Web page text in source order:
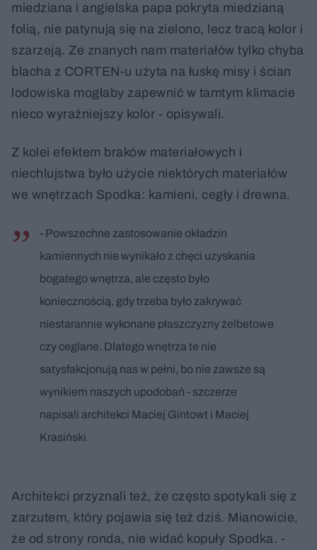
miedziana i angielska papa pokryta miedzianą
folią, nie patynują się na zielono, lecz tracą kolor i
szarzeją. Ze znanych nam materiałów tylko chyba
blacha z CORTEN-u użyta na łuskę misy i ścian
lodowiska mogłaby zapewnić w tamtym klimacie
nieco wyraźniejszy kolor - opisywali.
Z kolei efektem braków materiałowych i
niechlujstwa było użycie niektórych materiałów
we wnętrzach Spodka: kamieni, cegły i drewna.
- Powszechne zastosowanie okładzin
kamiennych nie wynikało z chęci uzyskania
bogatego wnętrza, ale często było
koniecznością, gdy trzeba było zakrywać
niestarannie wykonane płaszczyzny żelbetowe
czy ceglane. Dlatego wnętrza te nie
satysfakcjonują nas w pełni, bo nie zawsze są
wynikiem naszych upodobań - szczerze
napisali architekci Maciej Gintowt i Maciej
Krasiński.
Architekci przyznali też, że często spotykali się z
zarzutem, który pojawia się też dziś. Mianowicie,
że od strony ronda, nie widać kopuły Spodka. -